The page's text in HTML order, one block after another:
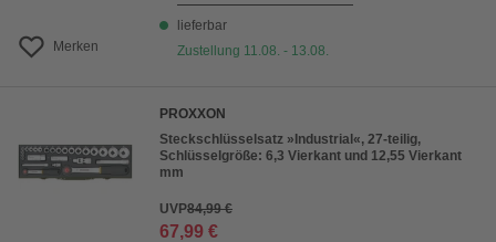
Merken
lieferbar
Zustellung 11.08. - 13.08.
PROXXON
Steckschlüsselsatz »Industrial«, 27-teilig,
Schlüsselgröße: 6,3 Vierkant und 12,55 Vierkant
mm
UVP84,99 €
67,99 €